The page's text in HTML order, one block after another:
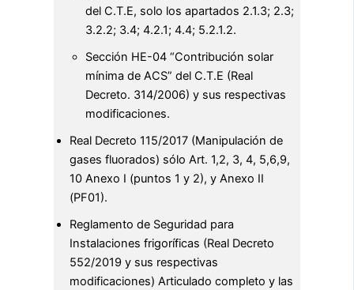
del C.T.E, solo los apartados 2.1.3; 2.3;
3.2.2; 3.4; 4.2.1; 4.4; 5.2.1.2.
Sección HE-04 “Contribución solar
mínima de ACS” del C.T.E (Real
Decreto. 314/2006) y sus respectivas
modificaciones.
Real Decreto 115/2017 (Manipulación de
gases fluorados) sólo Art. 1,2, 3, 4, 5,6,9,
10 Anexo I (puntos 1 y 2), y Anexo II
(PF01).
Reglamento de Seguridad para
Instalaciones frigoríficas (Real Decreto
552/2019 y sus respectivas
modificaciones) Articulado completo y las